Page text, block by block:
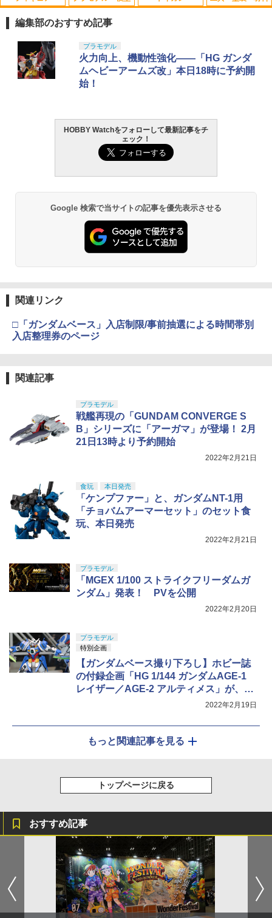
1
東京マルイ パーフェクトヒット BB弾 0.
20g（1600発） メール便 対応商品 ポ
スト投函 ネコポス ゆうパケット
￥848
パ5.1/4.3 ガバメント 純正互換パーツ ガ
ス漏れ防止
￥950
東京マルイ ハンドガンマガジンタイプ B
Bローダー（約115発）｜No.108 メール
便 対応商品 ポスト投函 ネコポス ゆう
パケット
￥1,271
4
i-CAPA ウルトラコンパクト ガバメント
熱処理鋼 強度 アップ リペア スペア 強化
ションバルブ
￥1,400
1
ドリフトタイヤ固定用スポンジテープ
（3mm厚×15mm幅） TP-72B RCパーツ
￥396
￥610
セイバーセット（アルミホーン付）【54
タカラトミー(TAKARA TOMY) T-SPAR
K トランスフォーマー ニューレジェンズ
NL-07 サウンドウェーブ 可動フィギュア
TAMASHII NATIONS S.H.フィギュアー
ツ（真骨彫製法） 仮面ライダーBLACK
RX 約150mm PVC&ABS&布製 塗装済み
TAMASHII NATIONS S.H.フィギュアー
ツ ONE PIECE シャンクス -マリンフォ
ード頂上決戦- 約165mm PVC&ABS&布
4
タカラトミー(TAKARA TOMY) T-SPAR
TAMASHII NATIONS S.H.フィギュアー
ツ 攻殻機動隊 THE GHOST IN THE SHE
LL 草薙素子 約140mm PVC&ABS製 塗
BANDAI SPIRITS(バンダイ スピリッツ)
30MS SIS-J00 メルンジャ[カラーA] 色
分け済みプラモデル
HG 機動戦士ガンダム00 グラハム専用ユ
ニオンフラッグカスタム 1/144スケール
色分け済みプラモデル
￥1,850
BANDAI SPIRITS(バンダイスピリッツ)
30MS SIS-H00 セスティエ[カラーC] 色
分け済みプラモデル
HGAW 機動新世紀ガンダムX ガンダムエ
アマスター 1/144スケール 色分け済みプ
BANDAI SPIRITS(バンダイ スピリッツ)
30MS Fate/Grand Order アルトリア・
キャスター 色分け済みプラモデル
￥7,800
東京マルイ(TOKYO MARUI) No.25 コル
ト ガバメント HG 18歳以上エアーHOP
ハンドガン
東京マルイ (TOKYO MARUI) ガスブロー
バックマシンガン No.14 20式 5.56mm
小銃 18歳以上 ガスブローバック
￥193,900
東京マルイ(TOKYO MARUI) No.21 H&K
USP HG 18歳以上エアーHOPハンドガン
￥3,409
4
￥4,761
5
￥2,666
GSIクレオス Mr.トップコート 水性プレ
ミアムトップコートスプレー 光沢 88ml
ホビー用仕上材 B601
タミヤ クラフトツールシリーズ No.123
先細薄刃ニッパー (ゲートカット用) プラ
モデル用工具 74123
￥2,781
LOCTITE(ロックタイト) シールはがし
プレミアム 220ml
￥962
ズ No.3 タミヤセメント(角びん) 40ml 模
型用接着剤 87003
ミアムトップコートスプレー つや消し 8
8ml ホビー用仕上材 B603
￥710
編集部のおすすめ記事
プラモデル
火力向上、機動性強化――「HG ガンダ
ムヘビーアームズ改」本日18時に予約開
始！
HOBBY Watchをフォローして最新記事をチ
ェック！
Google 検索で当サイトの記事を優先表示させる
関連リンク
□「ガンダムベース」入店制限/事前抽選による時間帯別
入店整理券のページ
関連記事
プラモデル
戦艦再現の「GUNDAM CONVERGE S
B」シリーズに「アーガマ」が登場！ 2月
21日13時より予約開始
2022年2月21日
食玩 本日発売
「ケンプファー」と、ガンダムNT-1用
「チョバムアーマーセット」のセット食
玩、本日発売
2022年2月21日
プラモデル
「MGEX 1/100 ストライクフリーダムガ
ンダム」発表！ PVを公開
2022年2月20日
プラモデル
特別企画
【ガンダムベース撮り下ろし】ホビー誌
の付録企画「HG 1/144 ガンダムAGE-1
レイザー／AGE-2 アルティメス」が、本
体同梱のスペシャルセットで商品化2022年2月19日
もっと関連記事を見る
トップページに戻る
おすすめ記事